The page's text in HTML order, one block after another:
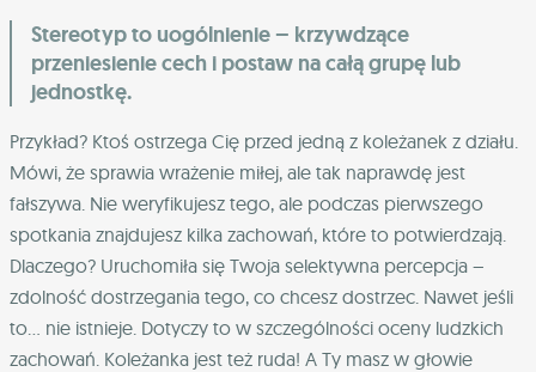
Stereotyp to uogólnienie – krzywdzące
przeniesienie cech i postaw na całą grupę lub
jednostkę.
Przykład? Ktoś ostrzega Cię przed jedną z koleżanek z działu.
Mówi, że sprawia wrażenie miłej, ale tak naprawdę jest
fałszywa. Nie weryfikujesz tego, ale podczas pierwszego
spotkania znajdujesz kilka zachowań, które to potwierdzają.
Dlaczego? Uruchomiła się Twoja selektywna percepcja –
zdolność dostrzegania tego, co chcesz dostrzec. Nawet jeśli
to… nie istnieje. Dotyczy to w szczególności oceny ludzkich
zachowań. Koleżanka jest też ruda! A Ty masz w głowie